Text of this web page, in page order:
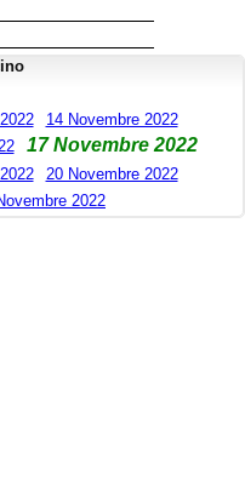
14 Novembre 2022
17 Novembre 2022
20 Novembre 2022
2022